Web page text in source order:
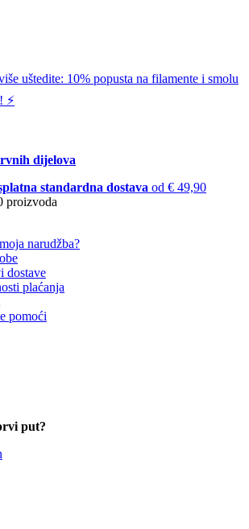
uštedite: 10% popusta na filamente i smolu
⚡️
dijelova
standardna dostava od € 49,90
proizvoda
narudžba?
dostave
plaćanja
pomoći
put?